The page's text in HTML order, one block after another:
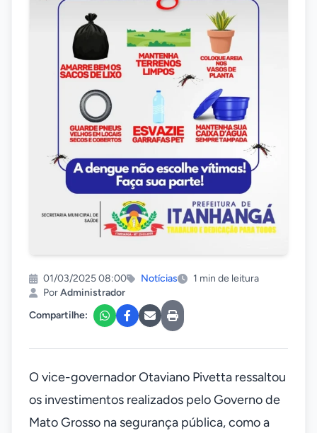
01/03/2025 08:00 Notícias
1 min de leitura
PorAdministrador
Compartilhe:
O vice-governador Otaviano Pivetta ressaltou
os investimentos realizados pelo Governo de
Mato Grosso na segurança pública, como a